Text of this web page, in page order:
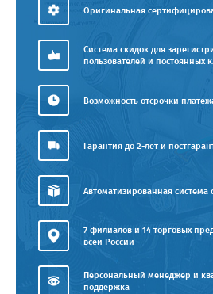
Оригинальная
Система скидок для
пользователей и постоянных
Возможность отсрочки
Гарантия до 2-лет и
Автоматизированная система
7 филиалов и 14 торговых
всей России
Персональный менеджер и
поддержка